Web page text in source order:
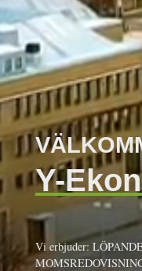
Y-
Vi erbjuder: